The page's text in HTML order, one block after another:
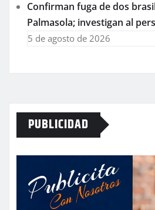
Confirman fuga de dos
Palmasola; investigan al
5 de agosto de 2026
PUBLICIDAD